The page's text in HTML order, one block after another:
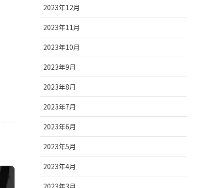
2023年12月
2023年11月
2023年10月
2023年9月
2023年8月
2023年7月
2023年6月
2023年5月
2023年4月
2023年3月